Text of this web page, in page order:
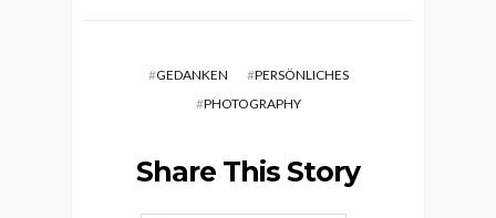
#GEDANKEN #PERSÖNLICHES
#PHOTOGRAPHY
Share This Story